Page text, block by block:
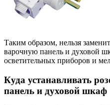
Таким образом, нельзя
варочную панель и духовой
осветительных приборов и
Куда устанавливать
панель и духовой шкаф